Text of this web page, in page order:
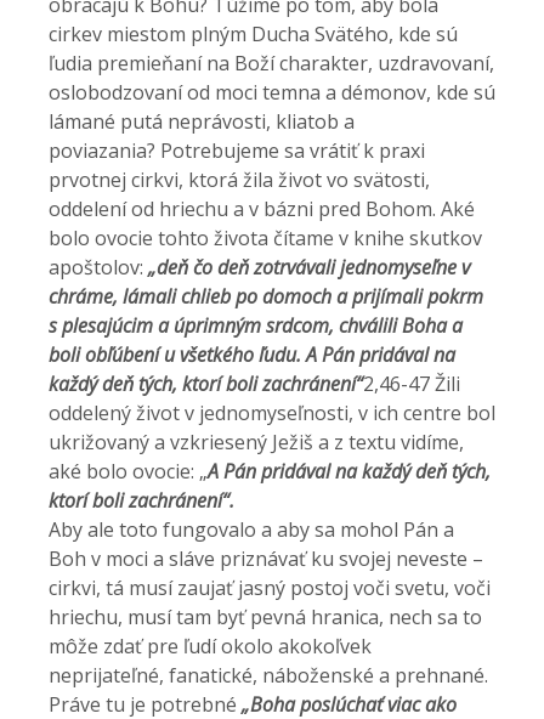
cirkev miestom plným Ducha Svätého, kde sú
ľudia premieňaní na Boží charakter, uzdravovaní,
oslobodzovaní od moci temna a démonov, kde sú
lámané putá neprávosti, kliatob a
poviazania? Potrebujeme sa vrátiť k praxi
prvotnej cirkvi, ktorá žila život vo svätosti,
oddelení od hriechu a v bázni pred Bohom. Aké
bolo ovocie tohto života čítame v knihe skutkov
apoštolov: „deň čo deň zotrvávali jednomyseľne v
chráme, lámali chlieb po domoch a prijímali pokrm
s plesajúcim a úprimným srdcom, chválili Boha a
boli obľúbení u všetkého ľudu. A Pán pridával na
každý deň tých, ktorí boli zachránení“2,46-47 Žili
oddelený život v jednomyseľnosti, v ich centre bol
ukrižovaný a vzkriesený Ježiš a z textu vidíme,
aké bolo ovocie: „A Pán pridával na každý deň tých,
ktorí boli zachránení“.
Aby ale toto fungovalo a aby sa mohol Pán a
Boh v moci a sláve priznávať ku svojej neveste –
cirkvi, tá musí zaujať jasný postoj voči svetu, voči
hriechu, musí tam byť pevná hranica, nech sa to
môže zdať pre ľudí okolo akokoľvek
neprijateľné, fanatické, náboženské a prehnané.
Práve tu je potrebné „Boha poslúchať viac ako